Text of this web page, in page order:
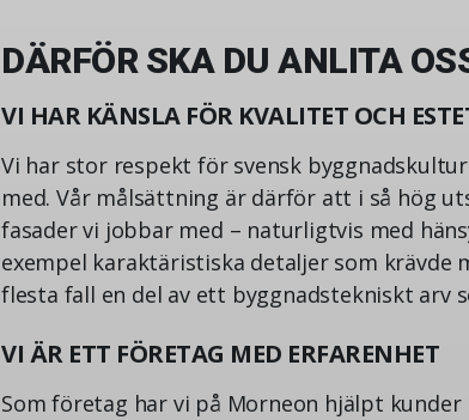
DÄRFÖR SKA DU ANLITA
VI HAR KÄNSLA FÖR KVALITET OCH
Vi har stor respekt för svensk
med. Vår målsättning är därför att i så hög
fasader vi jobbar med – naturligtvis med
exempel karaktäristiska detaljer som krävde
flesta fall en del av ett byggnadstekniskt arv
VI ÄR ETT FÖRETAG MED ERFARENHET
Som företag har vi på Morneon hjälpt